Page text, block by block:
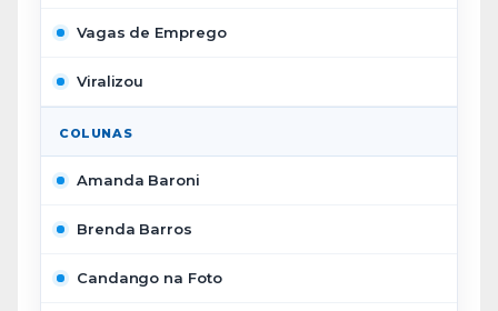
Vagas de Emprego
Viralizou
COLUNAS
Amanda Baroni
Brenda Barros
Candango na Foto